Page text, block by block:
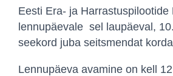
Eesti Era- ja Harrastuspilootide
lennupäevale sel laupäeval,
seekord juba seitsmendat
Lennupäeva avamine on kell